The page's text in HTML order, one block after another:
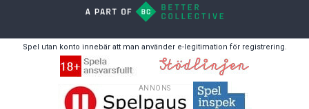
ANNONS
Spel utan konto innebär att man använder e-legitimation för registrering.